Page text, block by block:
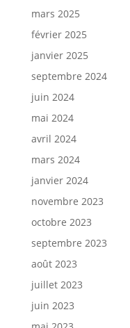
mars 2025
février 2025
janvier 2025
septembre 2024
juin 2024
mai 2024
avril 2024
mars 2024
janvier 2024
novembre 2023
octobre 2023
septembre 2023
août 2023
juillet 2023
juin 2023